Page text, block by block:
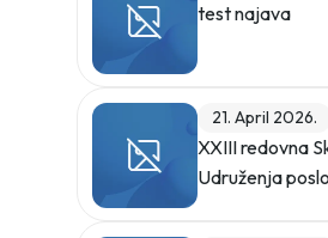
test najava
21. April 2026.
XXIII redovna
Udruženja
u FBiH